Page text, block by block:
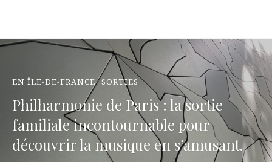
EN ÎLE-DE-FRANCE SORTIES
Philharmonie de Paris : la sortie
familiale incontournable pour
découvrir la musique en s’amusant.